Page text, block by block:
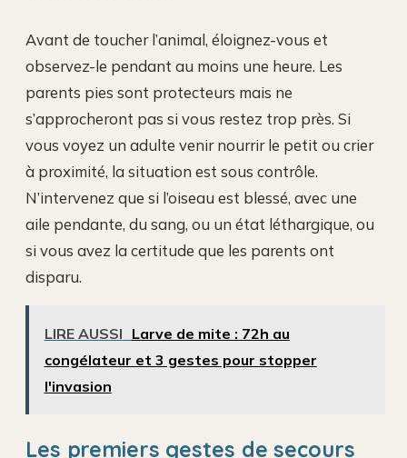
Avant de toucher l’animal, éloignez-vous et
observez-le pendant au moins une heure. Les
parents pies sont protecteurs mais ne
s’approcheront pas si vous restez trop près. Si
vous voyez un adulte venir nourrir le petit ou crier
à proximité, la situation est sous contrôle.
N’intervenez que si l’oiseau est blessé, avec une
aile pendante, du sang, ou un état léthargique, ou
si vous avez la certitude que les parents ont
disparu.
LIRE AUSSI Larve de mite : 72h au
congélateur et 3 gestes pour stopper
l'invasion
Les premiers gestes de secours